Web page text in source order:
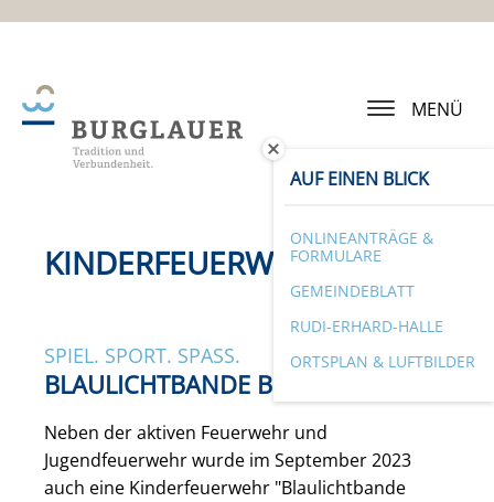
MENÜ
AUF EINEN BLICK
ONLINEANTRÄGE &
FORMULARE
GEMEINDEBLATT
RUDI-ERHARD-HALLE
ORTSPLAN & LUFTBILDER
KINDERFEUERWEHR
SPIEL. SPORT. SPASS.
BLAULICHTBANDE BURGLAUER
Neben der aktiven Feuerwehr und
Jugendfeuerwehr wurde im September 2023
auch eine Kinderfeuerwehr "Blaulichtbande